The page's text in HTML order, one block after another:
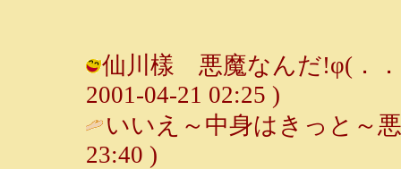
仙川樣 悪魔なんだ!φ(．
2001-04-21 02:25 )
いいえ～中身はきっと
23:40 )